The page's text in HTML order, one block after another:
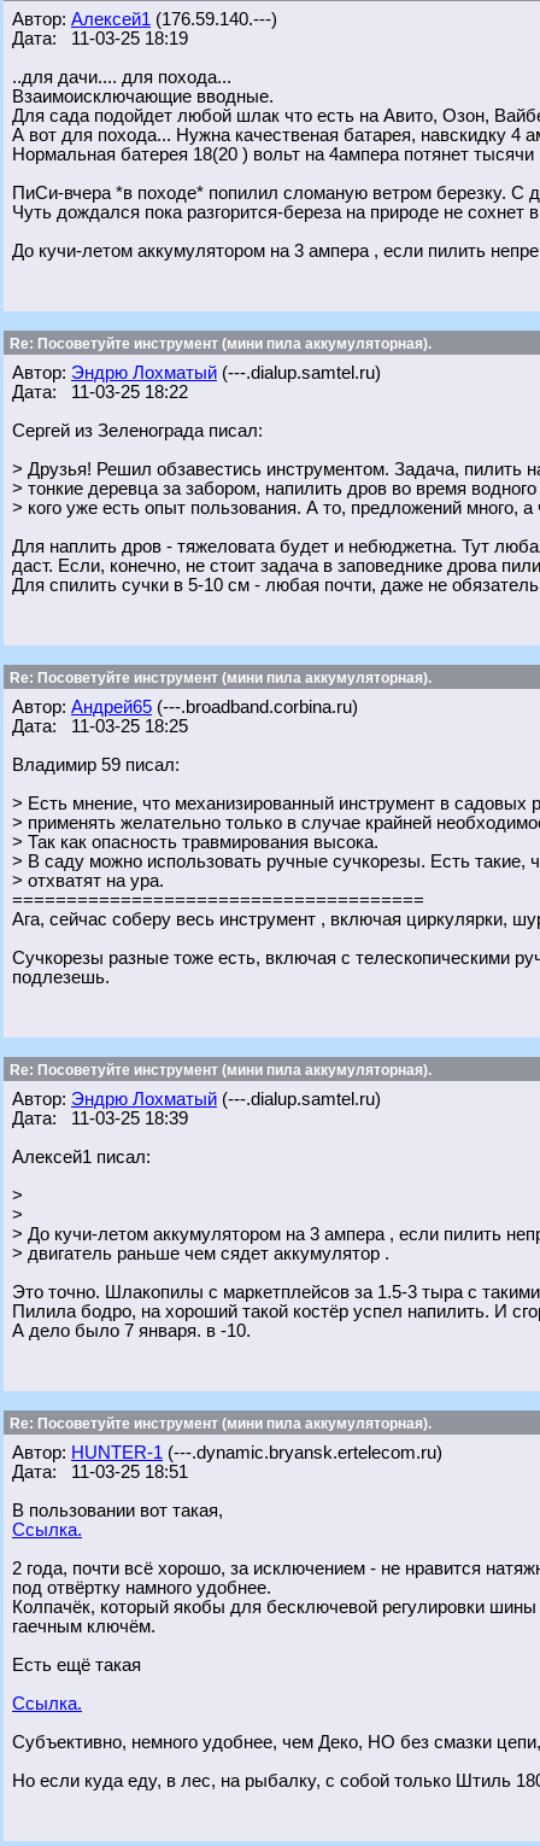
Автор: Алексей1 (176.59.140.---)
Дата: 11-03-25 18:19
..для дачи.... для похода...
Взаимоисключающие вводные.
Для сада подойдет любой шлак что есть на Авито, Озон,
А вот для похода... Нужна качественая батарея, навскидку 4
Нормальная батерея 18(20 ) вольт на 4ампера потянет
ПиСи-вчера *в походе* попилил сломаную ветром березку. С
Чуть дождался пока разгорится-береза на природе не сохнет
До кучи-летом аккумулятором на 3 ампера , если пилить
Re: Посоветуйте инструмент (мини пила аккумуляторная).
Автор: Эндрю Лохматый (---.dialup.samtel.ru)
Дата: 11-03-25 18:22
Сергей из Зеленограда писал:
> Друзья! Решил обзавестись инструментом. Задача, пилить
> тонкие деревца за забором, напилить дров во время
> кого уже есть опыт пользования. А то, предложений много,
Для наплить дров - тяжеловата будет и небюджетна. Тут
даст. Если, конечно, не стоит задача в заповеднике дрова
Для спилить сучки в 5-10 см - любая почти, даже не
Re: Посоветуйте инструмент (мини пила аккумуляторная).
Автор: Андрей65 (---.broadband.corbina.ru)
Дата: 11-03-25 18:25
Владимир 59 писал:
> Есть мнение, что механизированный инструмент в садовых
> применять желательно только в случае крайней
> Так как опасность травмирования высока.
> В саду можно использовать ручные сучкорезы. Есть такие,
> отхватят на ура.
======================================
Ага, сейчас соберу весь инструмент , включая циркулярки,
Сучкорезы разные тоже есть, включая с телескопическими
подлезешь.
Re: Посоветуйте инструмент (мини пила аккумуляторная).
Автор: Эндрю Лохматый (---.dialup.samtel.ru)
Дата: 11-03-25 18:39
Алексей1 писал:
>
>
> До кучи-летом аккумулятором на 3 ампера , если пилить
> двигатель раньше чем сядет аккумулятор .
Это точно. Шлакопилы с маркетплейсов за 1.5-3 тыра с
Пилила бодро, на хороший такой костёр успел напилить. И
А дело было 7 января. в -10.
Re: Посоветуйте инструмент (мини пила аккумуляторная).
Автор: HUNTER-1 (---.dynamic.bryansk.ertelecom.ru)
Дата: 11-03-25 18:51
В пользовании вот такая,
Ссылка.
2 года, почти всё хорошо, за исключением - не нравится
под отвёртку намного удобнее.
Колпачёк, который якобы для бесключевой регулировки
гаечным ключём.
Есть ещё такая
Ссылка.
Субъективно, немного удобнее, чем Деко, НО без смазки
Но если куда еду, в лес, на рыбалку, с собой только Штиль